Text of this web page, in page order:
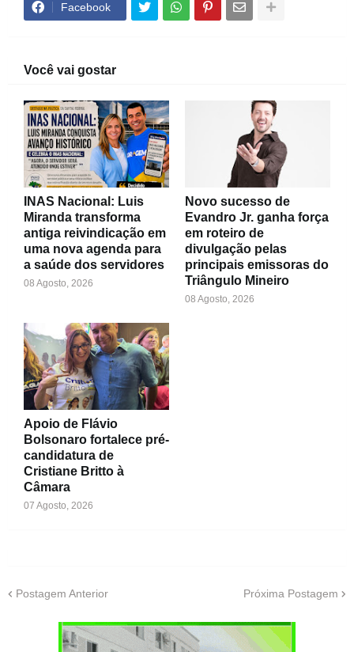
Facebook
Você vai gostar
INAS Nacional: Luis
Miranda transforma
antiga reivindicação em
uma nova agenda para
a saúde dos servidores
08 Agosto, 2026
Novo sucesso de
Evandro Jr. ganha força
em roteiro de
divulgação pelas
principais emissoras do
Triângulo Mineiro
08 Agosto, 2026
Apoio de Flávio
Bolsonaro fortalece pré-
candidatura de
Cristiane Britto à
Câmara
07 Agosto, 2026
Postagem Anterior Próxima Postagem